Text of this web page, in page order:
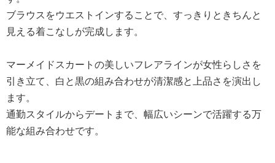
ブラウスをウエストインすることで、すっきりときちんと
見える着こなしが完成します。
マーメイドスカートの美しいフレアラインが女性らしさを
引き立て、白と黒の組み合わせが清潔感と上品さを演出し
ます。
通勤スタイルからデートまで、幅広いシーンで活躍する万
能な組み合わせです。